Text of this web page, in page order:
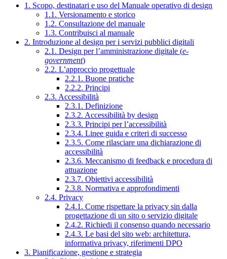
1. Scopo, destinatari e uso del Manuale operativo di design
1.1. Versionamento e storico
1.2. Consultazione del manuale
1.3. Contribuisci al manuale
2. Introduzione al design per i servizi pubblici digitali
2.1. Design per l’amministrazione digitale (e-
government)
2.2. L’approccio progettuale
2.2.1. Buone pratiche
2.2.2. Principi
2.3. Accessibilità
2.3.1. Definizione
2.3.2. Accessibilità by design
2.3.3. Principi per l’accessibilità
2.3.4. Linee guida e criteri di successo
2.3.5. Come rilasciare una dichiarazione di
accessibilità
2.3.6. Meccanismo di feedback e procedura di
attuazione
2.3.7. Obiettivi accessibilità
2.3.8. Normativa e approfondimenti
2.4. Privacy
2.4.1. Come rispettare la privacy sin dalla
progettazione di un sito o servizio digitale
2.4.2. Richiedi il consenso quando necessario
2.4.3. Le basi del sito web: architettura,
informativa privacy, riferimenti DPO
3. Pianificazione, gestione e strategia